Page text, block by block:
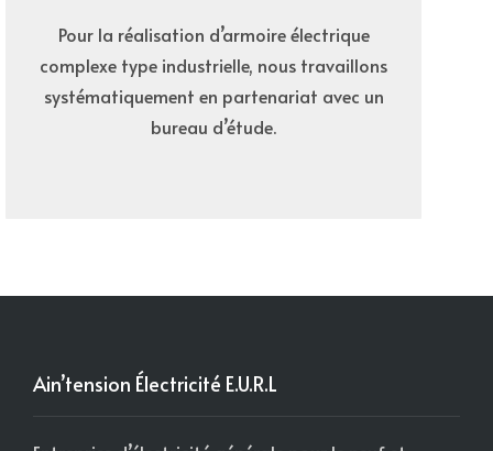
Pour la réalisation d’armoire électrique
complexe type industrielle, nous travaillons
systématiquement en partenariat avec un
bureau d’étude.
Ain’tension Électricité E.U.R.L